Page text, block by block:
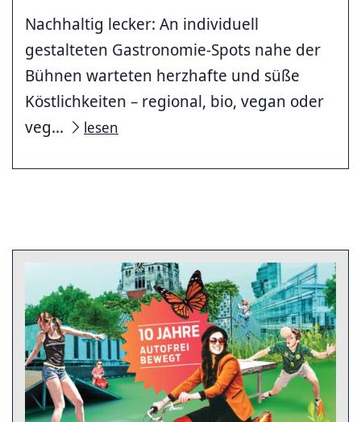
Nachhaltig lecker: An individuell
gestalteten Gastronomie-Spots nahe der
Bühnen warteten herzhafte und süße
Köstlichkeiten – regional, bio, vegan oder
veg...
lesen